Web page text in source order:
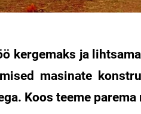
kergemaks ja
masinate
Koos teeme parema